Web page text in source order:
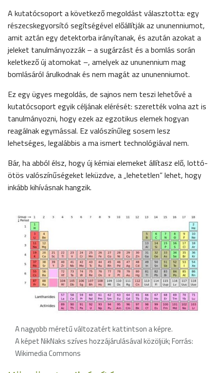
A kutatócsoport a következő megoldást választotta: egy
részecskegyorsító segítségével előállítják az ununenniumot,
amit aztán egy detektorba irányítanak, és azután azokat a
jeleket tanulmányozzák – a sugárzást és a bomlás során
keletkező új atomokat –, amelyek az ununennium mag
bomlásáról árulkodnak és nem magát az ununenniumot.
Ez egy ügyes megoldás, de sajnos nem teszi lehetővé a
kutatócsoport egyik céljának elérését: szerették volna azt is
tanulmányozni, hogy ezek az egzotikus elemek hogyan
reagálnak egymással. Ez valószínűleg sosem lesz
lehetséges, legalábbis a ma ismert technológiával nem.
Bár, ha abból élsz, hogy új kémiai elemeket állítasz elő, lottó-
ötös valószínűségeket leküzdve, a „lehetetlen” lehet, hogy
inkább kihívásnak hangzik.
A nagyobb méretű változatért kattintson a képre.
A képet NikNaks szíves hozzájárulásával közöljük; Forrás:
Wikimedia Commons